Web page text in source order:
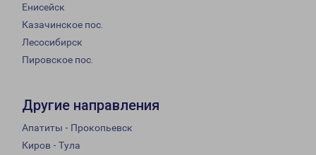
Енисейск
Казачинское пос.
Лесосибирск
Пировское пос.
Другие направления
Апатиты - Прокопьевск
Киров - Тула